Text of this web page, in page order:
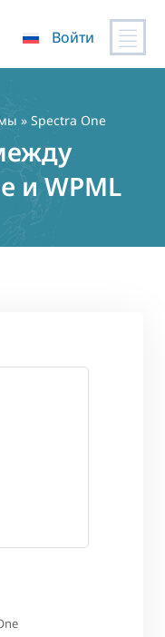
Войти
» Spectra One
и WPML